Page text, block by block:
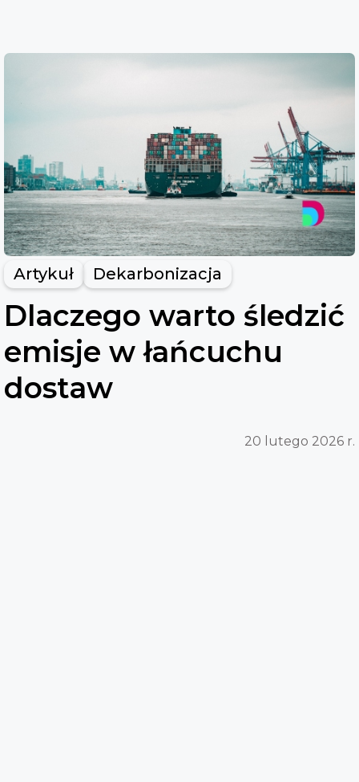
Artykuł Dekarbonizacja
Dlaczego warto śledzić
emisje w łańcuchu
dostaw
20 lutego 2026 r.